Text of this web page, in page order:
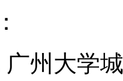
广州大学城